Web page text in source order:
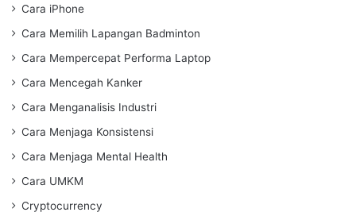
Cara iPhone
Cara Memilih Lapangan Badminton
Cara Mempercepat Performa Laptop
Cara Mencegah Kanker
Cara Menganalisis Industri
Cara Menjaga Konsistensi
Cara Menjaga Mental Health
Cara UMKM
Cryptocurrency